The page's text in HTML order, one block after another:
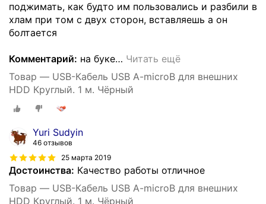
поджимать, как будто им пользовались и разбили в
хлам при том с двух сторон, вставляешь а он
болтается
Комментарий: на буке… Читать ещё
Товар — USB-Кабель USB A-microB для внешних
HDD Круглый. 1 м. Чёрный
Yuri Sudyin
46 отзывов
25 марта 2019
Достоинства: Качество работы отличное
Товар — USB-Кабель USB A-microB для внешних
HDD Круглый. 1 м. Чёрный